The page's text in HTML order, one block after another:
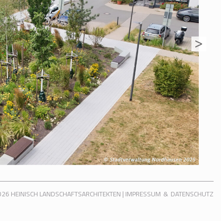
HEINISCH LANDSCHAFTSARCHITEKTEN | IMPRESSUM DATENSCHUTZ